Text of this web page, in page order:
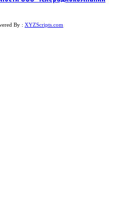
By : XYZScripts.com